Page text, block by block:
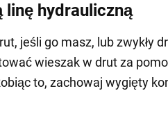
linę hydrauliczną
jeśli go masz, lub zwykły
wieszak w drut za
to, zachowaj wygięty